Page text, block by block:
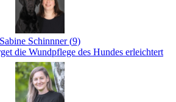
Sabine Schinnner(9)
die Wundpflege des Hundes erleichtert